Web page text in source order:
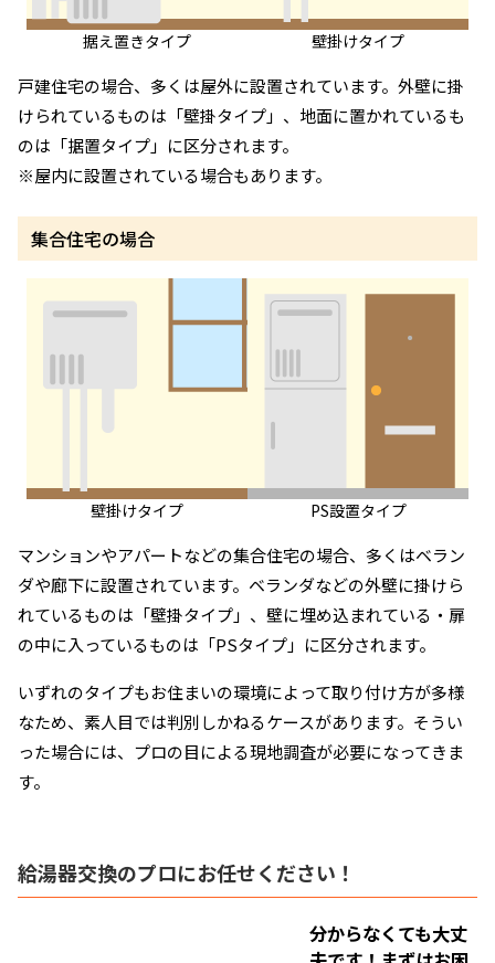
据え置きタイプ 壁掛けタイプ
戸建住宅の場合、多くは屋外に設置されています。外壁に掛
けられているものは「壁掛タイプ」、地面に置かれているも
のは「据置タイプ」に区分されます。
※屋内に設置されている場合もあります。
集合住宅の場合
壁掛けタイプ PS設置タイプ
マンションやアパートなどの集合住宅の場合、多くはベラン
ダや廊下に設置されています。ベランダなどの外壁に掛けら
れているものは「壁掛タイプ」、壁に埋め込まれている・扉
の中に入っているものは「PSタイプ」に区分されます。
いずれのタイプもお住まいの環境によって取り付け方が多様
なため、素人目では判別しかねるケースがあります。そうい
った場合には、プロの目による現地調査が必要になってきま
す。
給湯器交換のプロにお任せください！
分からなくても大丈